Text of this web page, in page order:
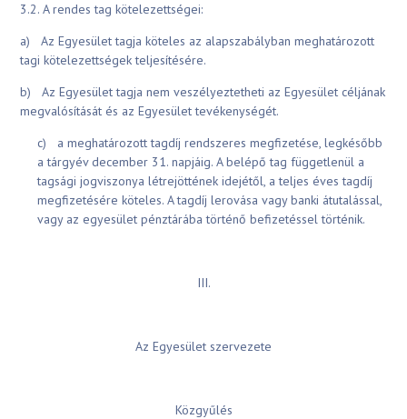
3.2. A rendes tag kötelezettségei:
a) Az Egyesület tagja köteles az alapszabályban meghatározott
tagi kötelezettségek teljesítésére.
b) Az Egyesület tagja nem veszélyeztetheti az Egyesület céljának
megvalósítását és az Egyesület tevékenységét.
c) a meghatározott tagdíj rendszeres megfizetése, legkésőbb
a tárgyév december 31. napjáig. A belépő tag függetlenül a
tagsági jogviszonya létrejöttének idejétől, a teljes éves tagdíj
megfizetésére köteles. A tagdíj lerovása vagy banki átutalással,
vagy az egyesület pénztárába történő befizetéssel történik.
III.
Az Egyesület szervezete
Közgyűlés